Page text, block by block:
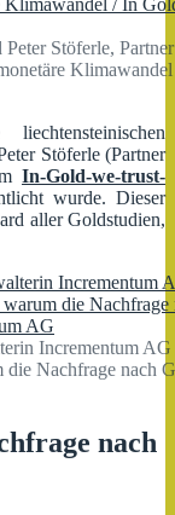
Stöferle,
Stöferle (Partner
In-Gold-we-trust-
wurde. Dieser
aller Goldstudien,
Incrementum
Nachfrage nach
nach